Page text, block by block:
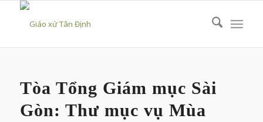
Tòa Tổng Giám mục Sài
Gòn: Thư mục vụ Mùa